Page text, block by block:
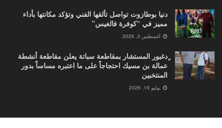
دنيا بوطازوت تواصل تألقها الفني وتؤكد مكانتها بأداء
مميز في “كوفرة فالغيس”
أغسطس 3, 2026
ٍدغبور المستشار بمقاطعة سباتة يعلن مقاطعة أنشطة
عمالة بن مسيك احتجاجاً على ما اعتبره مساساً بدور
المنتخبين
يوليو 19, 2026